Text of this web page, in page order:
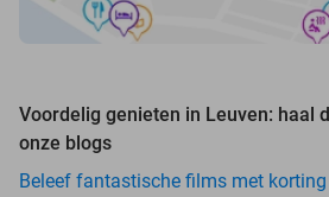
Voordelig genieten in Leuven: haal
onze blogs
Beleef fantastische films met